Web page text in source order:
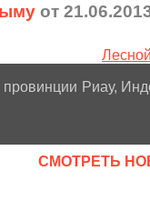
от
Риау,
CМОТРЕТЬ